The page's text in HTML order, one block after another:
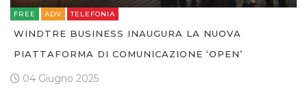
FREE ADV TELEFONIA
WINDTRE BUSINESS INAUGURA LA NUOVA
PIATTAFORMA DI COMUNICAZIONE ‘OPEN’
04 Giugno 2025